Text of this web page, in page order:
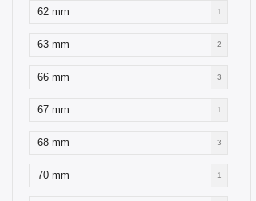
62 mm 1
63 mm 2
66 mm 3
67 mm 1
68 mm 3
70 mm 1